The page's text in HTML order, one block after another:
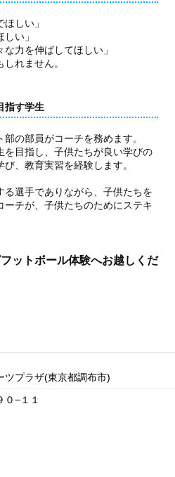
しい」
い」
な力を伸ばしてほしい」
れません。
指す学生
の部員がコーチを務めます。
を目指し、子供たちが良い学びの
、教育実習を経験します。
る選手でありながら、子供たちを
チが、子供たちのためにステキ
ットボール体験へお越しくだ
ツプラザ(東京都調布市)
０−１１